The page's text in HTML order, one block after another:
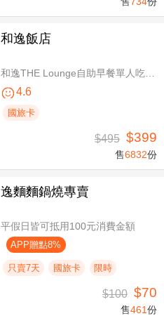
和逸飯店
4.6
國旅卡
$495 $399
售6832份
逸麵麵鍋燒專賣
平假日皆可抵用100元消費金額
APP贈點8%
只賣7天 國旅卡 限時
$100 $70
售461份